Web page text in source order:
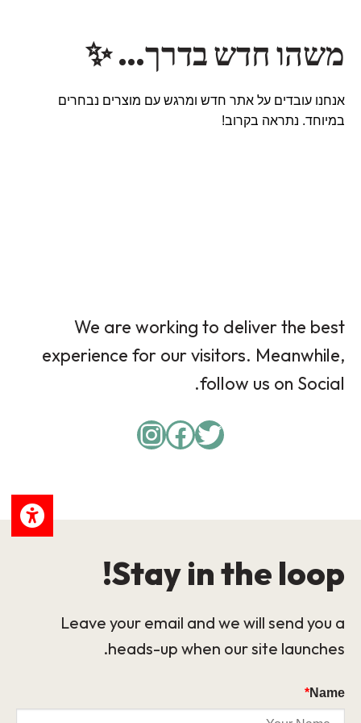
משהו חדש בדרך… ✨
אנחנו עובדים על אתר חדש ומרגש עם מוצרים נבחרים
במיוחד. נתראה בקרוב!
We are working to deliver the best
experience for our visitors. Meanwhile,
follow us on Social.
Twitter
Facebook
Instagram
Stay in the loop!
Leave your email and we will send you a
heads-up when our site launches.
Name
*